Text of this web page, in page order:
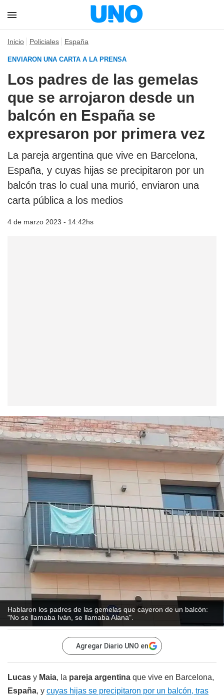
Inicio Policiales España
ENVIARON UNA CARTA A LA PRENSA
Los padres de las gemelas
que se arrojaron desde un
balcón en España se
expresaron por primera vez
La pareja argentina que vive en Barcelona,
España, y cuyas hijas se precipitaron por un
balcón tras lo cual una murió, enviaron una
carta pública a los medios
4 de marzo 2023 - 14:42hs
Hablaron los padres de las gemelas que cayeron de un balcón:
"No se llamaba Iván, se llamaba Alana".
Agregar Diario UNO en
Lucas y Maia, la pareja argentina que vive en Barcelona,
España, y cuyas hijas se precipitaron por un balcón, tras